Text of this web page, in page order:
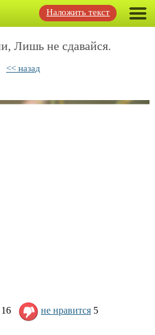
Наложить текст
Лишь не сдавайся.
<< назад
16 не нравится 5